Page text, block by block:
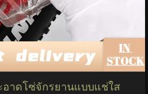
อาดโซ่จักรยานแบบแช่ใส